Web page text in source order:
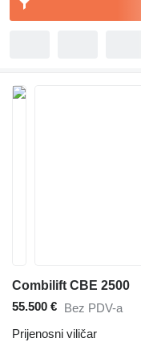
Combilift CBE 2500
55.500 € Bez PDV-a
Prijenosni viličar